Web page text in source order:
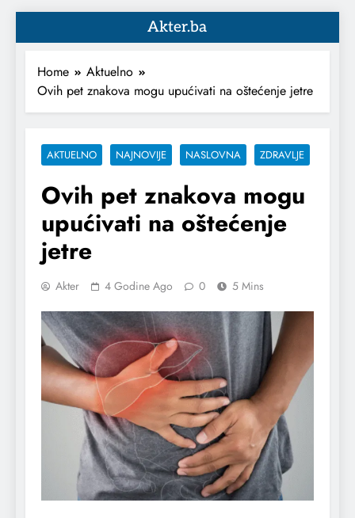
Akter.ba
Home
Aktuelno
Ovih pet znakova mogu upućivati na oštećenje jetre
AKTUELNO NAJNOVIJE NASLOVNA ZDRAVLJE
Ovih pet znakova mogu
upućivati na oštećenje
jetre
Akter 4 Godine Ago 0 5 Mins